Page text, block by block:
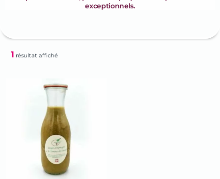
exceptionnels.
1 résultat affiché